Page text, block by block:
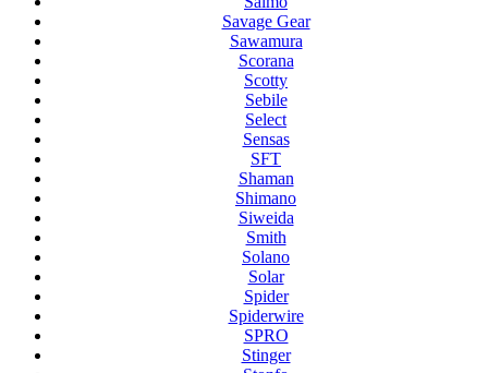
Savage Gear
Sawamura
Scorana
Scotty
Sebile
Select
Sensas
SFT
Shaman
Shimano
Siweida
Smith
Solano
Solar
Spider
Spiderwire
SPRO
Stinger